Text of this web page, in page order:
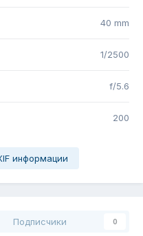
40 mm
1/2500
f/5.6
200
информации
Подписчики 0